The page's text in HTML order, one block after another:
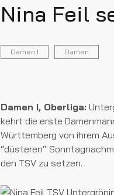
Nina Feil
Damen I Damen
Damen I, Oberliga:
kehrt die erste
Württemberg von ihrem
“düsteren“
den TSV zu setzen.